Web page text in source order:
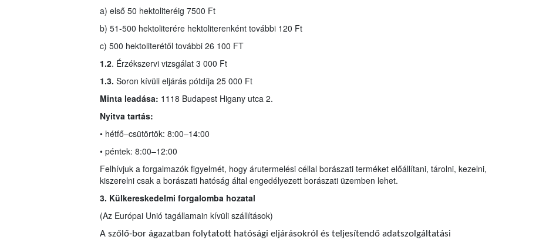
a) első 50 hektoliteréig 7500 Ft
b) 51-500 hektoliterére hektoliterenként további 120 Ft
c) 500 hektoliterétől további 26 100 FT
1.2. Érzékszervi vizsgálat 3 000 Ft
1.3. Soron kívüli eljárás pótdíja 25 000 Ft
Minta leadása: 1118 Budapest Higany utca 2.
Nyitva tartás:
• hétfő–csütörtök: 8:00–14:00
• péntek: 8:00–12:00
Felhívjuk a forgalmazók figyelmét, hogy árutermelési céllal borászati terméket előállítani, tárolni, kezelni,
kiszerelni csak a borászati hatóság által engedélyezett borászati üzemben lehet.
3. Külkereskedelmi forgalomba hozatal
(Az Európai Unió tagállamain kívüli szállítások)
A szőlő-bor ágazatban folytatott hatósági eljárásokról és teljesítendő adatszolgáltatási